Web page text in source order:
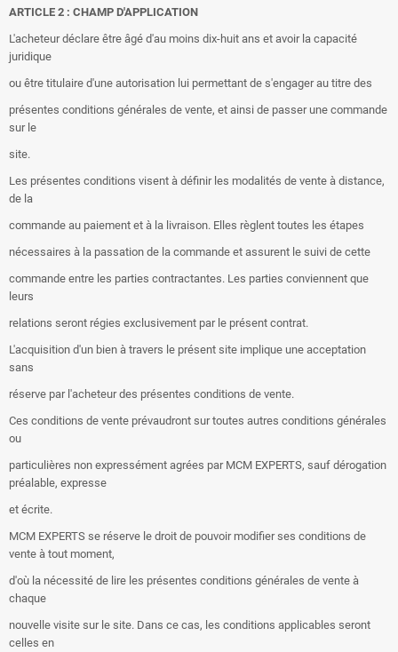
ARTICLE 2 : CHAMP D'APPLICATION
L'acheteur déclare être âgé d'au moins dix-huit ans et avoir la capacité
juridique
ou être titulaire d'une autorisation lui permettant de s'engager au titre des
présentes conditions générales de vente, et ainsi de passer une commande
sur le
site.
Les présentes conditions visent à définir les modalités de vente à distance,
de la
commande au paiement et à la livraison. Elles règlent toutes les étapes
nécessaires à la passation de la commande et assurent le suivi de cette
commande entre les parties contractantes. Les parties conviennent que
leurs
relations seront régies exclusivement par le présent contrat.
L'acquisition d'un bien à travers le présent site implique une acceptation
sans
réserve par l'acheteur des présentes conditions de vente.
Ces conditions de vente prévaudront sur toutes autres conditions générales
ou
particulières non expressément agrées par MCM EXPERTS, sauf dérogation
préalable, expresse
et écrite.
MCM EXPERTS se réserve le droit de pouvoir modifier ses conditions de
vente à tout moment,
d'où la nécessité de lire les présentes conditions générales de vente à
chaque
nouvelle visite sur le site. Dans ce cas, les conditions applicables seront
celles en